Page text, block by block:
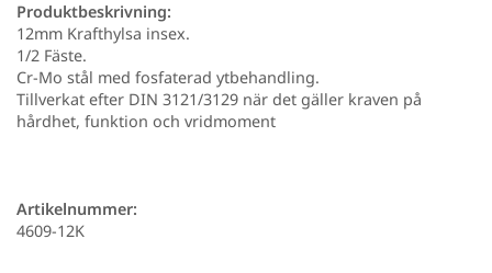
Produktbeskrivning:
12mm Krafthylsa insex.
1/2 Fäste.
Cr-Mo stål med fosfaterad ytbehandling.
Tillverkat efter DIN 3121/3129 när det gäller kraven på
hårdhet, funktion och vridmoment
Artikelnummer:
4609-12K